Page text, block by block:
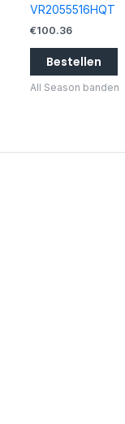
VR2055516HQT
€100.36
Bestellen
All Season banden